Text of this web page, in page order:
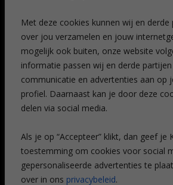
Met deze cookies kunnen wij en
over jou verzamelen en jouw
mogelijk ook buiten, onze website
informatie passen wij en derde
communicatie en advertenties aan op
profiel. Daarnaast kan je door deze
delen via social media.
Als je op “Accepteer” klikt, dan geef je
toestemming om cookies voor social
gepersonaliseerde advertenties te
over in ons privacybeleid.
Leiden
Amsterdam
Breda
Favorieten
Mijn art alert
NIEUWSBRIEF